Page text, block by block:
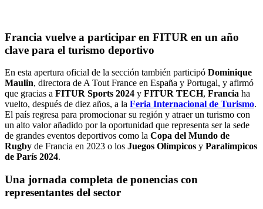
Francia vuelve a participar en FITUR en un año
clave para el turismo deportivo
En esta apertura oficial de la sección también participó Dominique
Maulin, directora de A Tout France en España y Portugal, y afirmó
que gracias a FITUR Sports 2024 y FITUR TECH, Francia ha
vuelto, después de diez años, a la Feria Internacional de Turismo.
El país regresa para promocionar su región y atraer un turismo con
un alto valor añadido por la oportunidad que representa ser la sede
de grandes eventos deportivos como la Copa del Mundo de
Rugby de Francia en 2023 o los Juegos Olímpicos y Paralímpicos
de París 2024.
Una jornada completa de ponencias con
representantes del sector